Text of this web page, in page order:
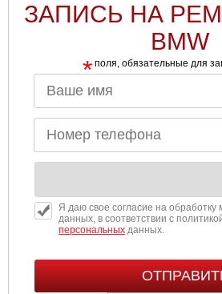
ЗАПИСЬ НА
BMW
* поля, обязательные для
Я даю свое согласие на
данных, в соответствии с
персональныхданных.